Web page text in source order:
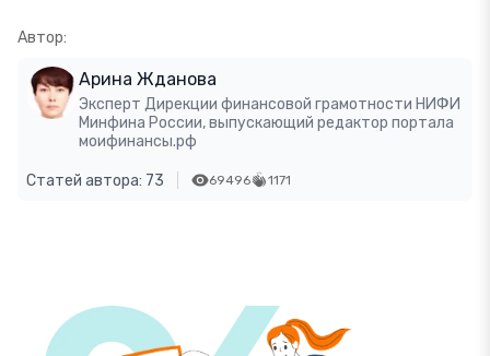
Автор:
Арина Жданова
Эксперт Дирекции финансовой грамотности НИФИ
Минфина России, выпускающий редактор портала
моифинансы.рф
Статей автора: 73 69496 1171